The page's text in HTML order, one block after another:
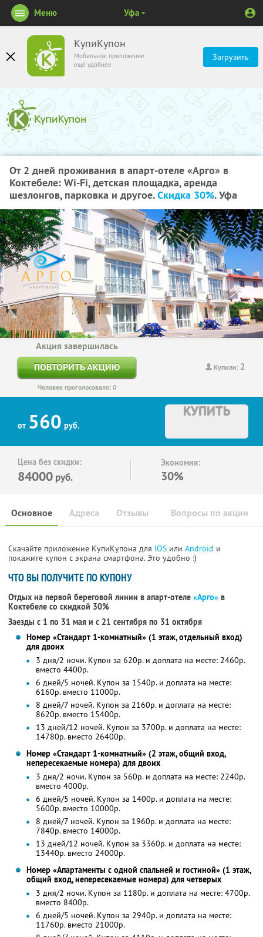
КупиКупон
Мобильное приложение
ещё удобнее
Загрузить
Меню Уфа
От 2 дней проживания в апарт-отеле «Арго» в
Коктебеле: Wi-Fi, детская площадка, аренда
шезлонгов, парковка и другое.Скидка 30%. Уфа
Купили: 2
Акция завершилась
ПОВТОРИТЬ АКЦИЮ
Человек проголосовало: 0
от 560 руб.
КУПИТЬ
Цена без скидки:
84000 руб.
Экономия:
30%
Основное Отзывы Вопросы по акции
Адреса
Скачайте приложение КупиКупона для IOS или Android и
покажите купон с экрана смартфона. Это удобно :)
ЧТО ВЫ ПОЛУЧИТЕ ПО КУПОНУ
Отдых на первой береговой линии в апарт-отеле «Арго» в
Коктебеле со скидкой 30%
Заезды с 1 по 31 мая и с 21 сентября по 31 октября
Номер «Стандарт 1-комнатный» (1 этаж, отдельный вход)
для двоих
3 дня/2 ночи. Купон за 620р. и доплата на месте: 2460р.
вместо 4400р.
6 дней/5 ночей. Купон за 1540р. и доплата на месте:
6160р. вместо 11000р.
8 дней/7 ночей. Купон за 2160р. и доплата на месте:
8620р. вместо 15400р.
13 дней/12 ночей. Купон за 3700р. и доплата на месте:
14780р. вместо 26400р.
Номер «Стандарт 1-комнатный» (2 этаж, общий вход,
непересекаемые номера) для двоих
3 дня/2 ночи. Купон за 560р. и доплата на месте: 2240р.
вместо 4000р.
6 дней/5 ночей. Купон за 1400р. и доплата на месте:
5600р. вместо 10000р.
8 дней/7 ночей. Купон за 1960р. и доплата на месте:
7840р. вместо 14000р.
13 дней/12 ночей. Купон за 3360р. и доплата на месте:
13440р. вместо 24000р.
Номер «Апартаменты с одной спальней и гостиной» (1 этаж,
общий вход, непересекаемые номера) для четверых
3 дня/2 ночи. Купон за 1180р. и доплата на месте: 4700р.
вместо 8400р.
6 дней/5 ночей. Купон за 2940р. и доплата на месте:
11760р. вместо 21000р.